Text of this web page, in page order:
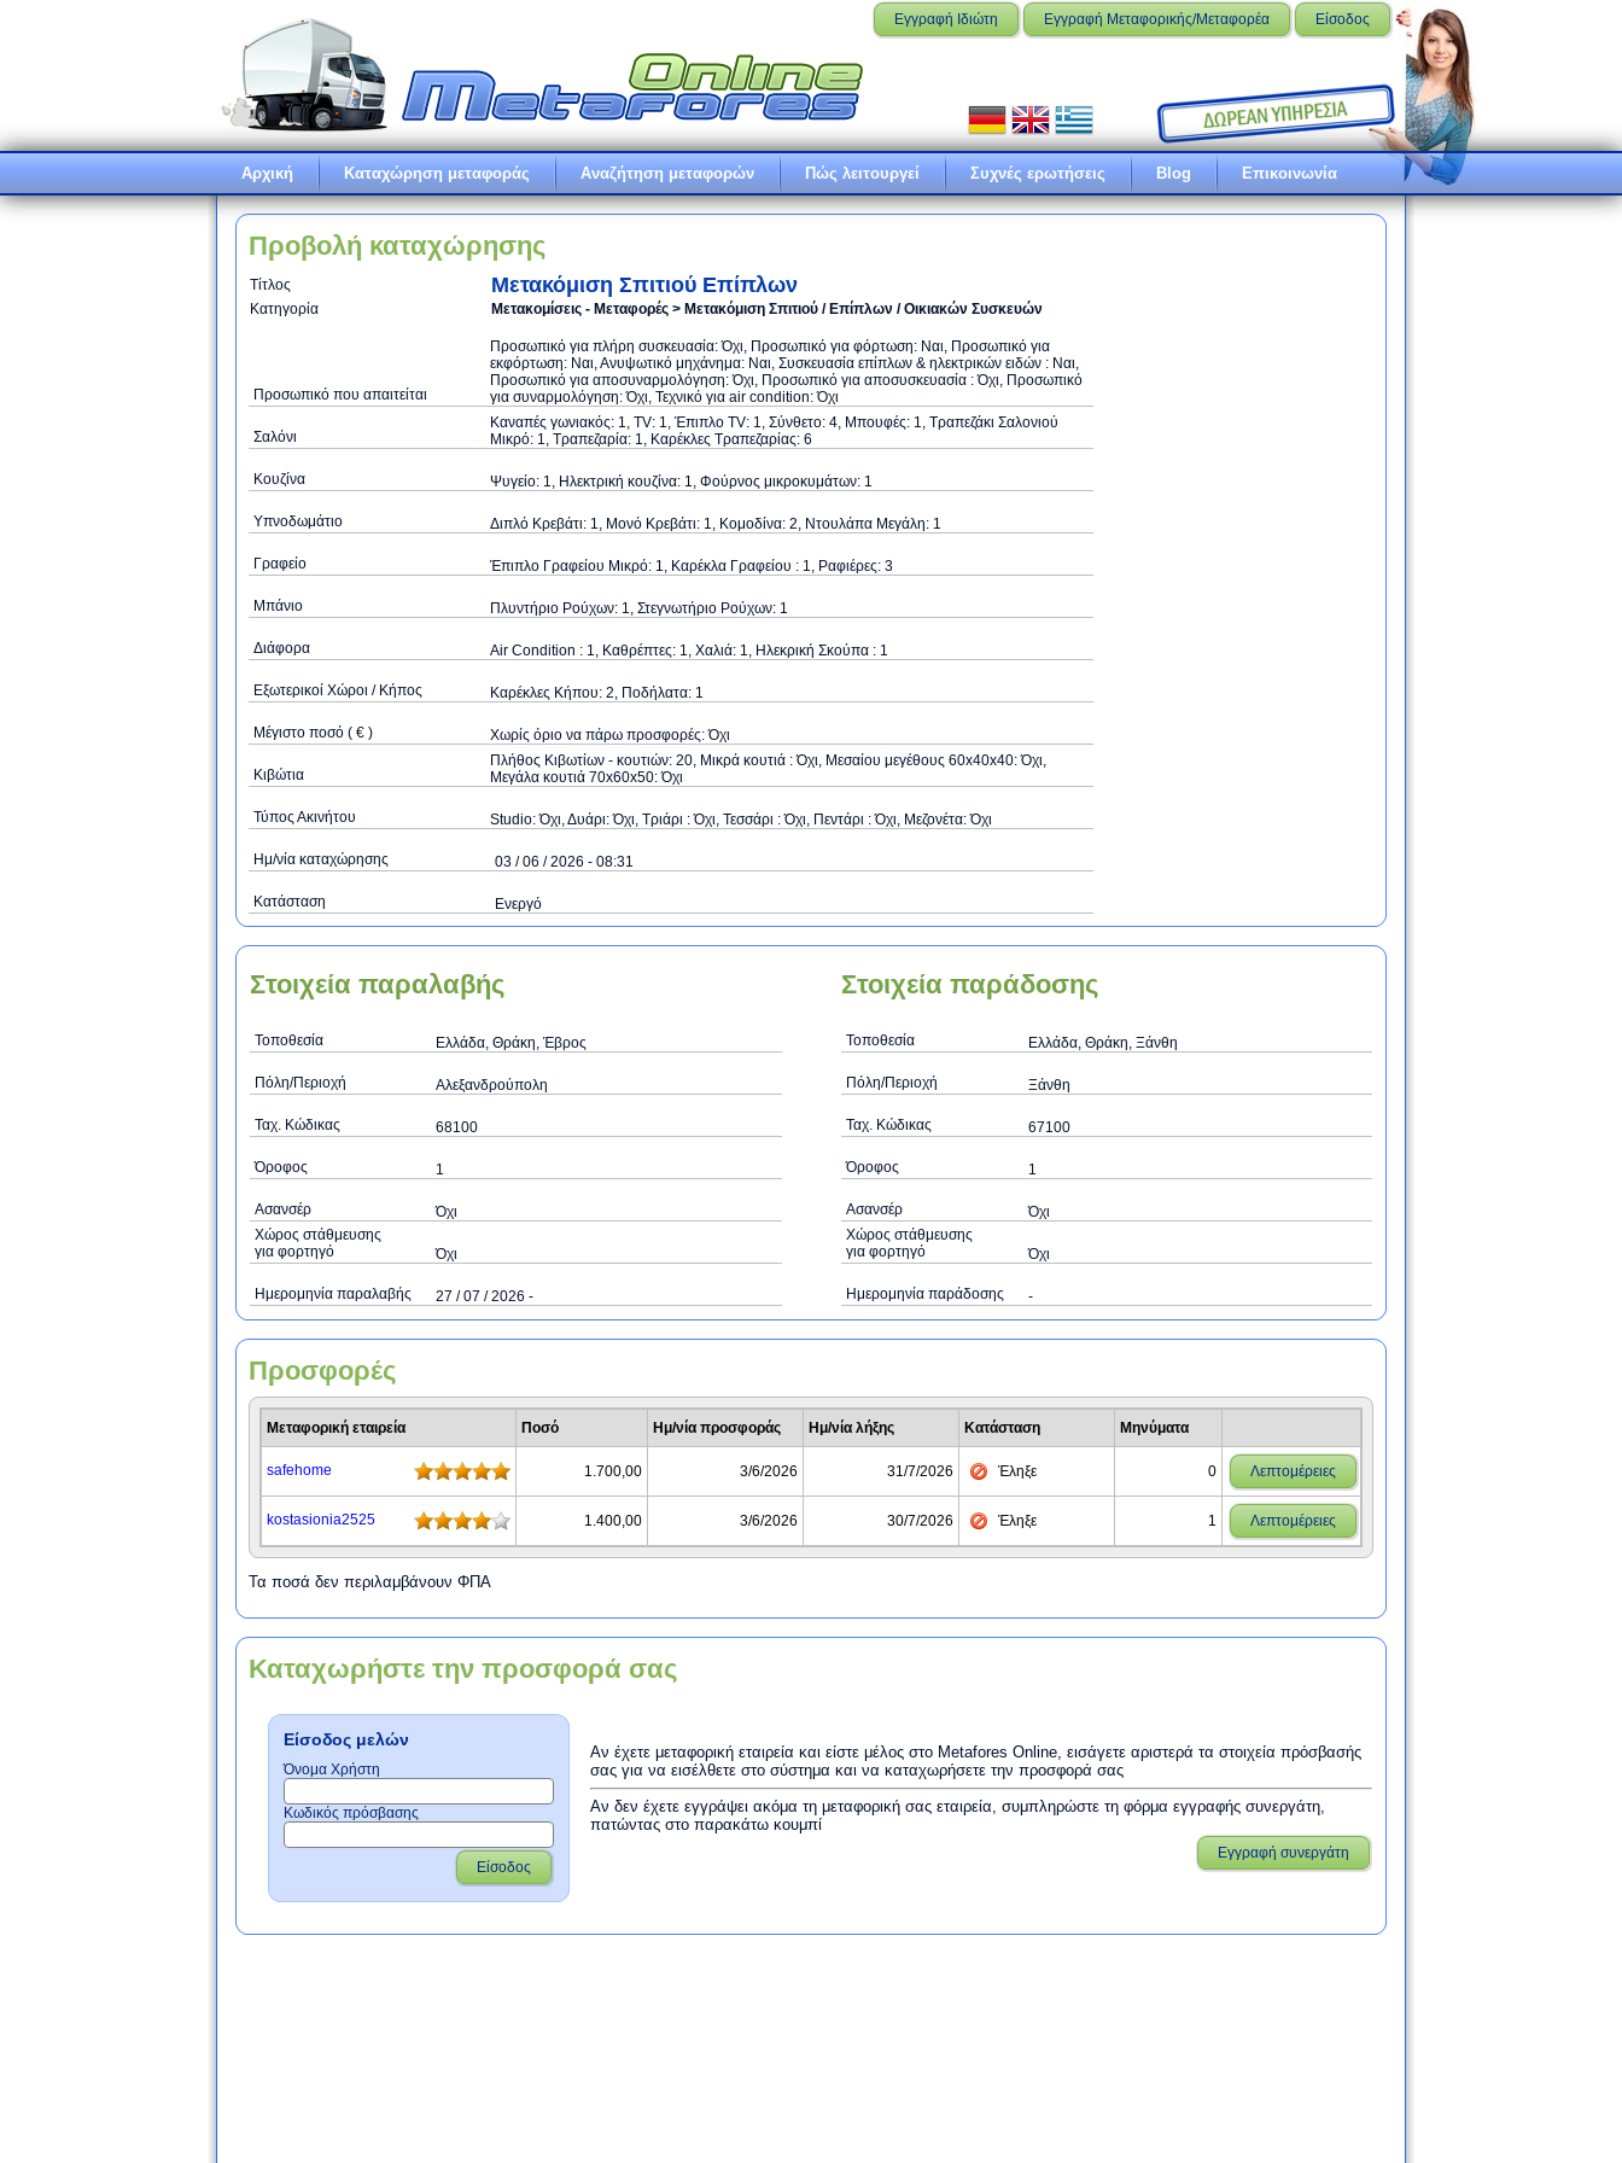
Εγγραφή Ιδιώτη Εγγραφή Μεταφορικής/Μεταφορέα Είσοδος
Αρχική Καταχώρηση μεταφοράς Αναζήτηση μεταφορών Πώς λειτουργεί Συχνές ερωτήσεις Blog Επικοινωνία
Προβολή καταχώρησης
Τίτλος Μετακόμιση Σπιτιού Επίπλων
Κατηγορία Μετακομίσεις - Μεταφορές > Μετακόμιση Σπιτιού / Επίπλων / Οικιακών Συσκευών
Προσωπικό που απαιτείται
Προσωπικό για πλήρη συσκευασία: Όχι, Προσωπικό για φόρτωση: Ναι, Προσωπικό για
εκφόρτωση: Ναι, Ανυψωτικό μηχάνημα: Ναι, Συσκευασία επίπλων & ηλεκτρικών ειδών : Ναι,
Προσωπικό για αποσυναρμολόγηση: Όχι, Προσωπικό για αποσυσκευασία : Όχι, Προσωπικό
για συναρμολόγηση: Όχι, Τεχνικό για air condition: Όχι
Σαλόνι
Καναπές γωνιακός: 1, TV: 1, Έπιπλο TV: 1, Σύνθετο: 4, Μπουφές: 1, Τραπεζάκι Σαλονιού
Μικρό: 1, Τραπεζαρία: 1, Καρέκλες Τραπεζαρίας: 6
Κουζίνα Ψυγείο: 1, Ηλεκτρική κουζίνα: 1, Φούρνος μικροκυμάτων: 1
Υπνοδωμάτιο Διπλό Κρεβάτι: 1, Μονό Κρεβάτι: 1, Κομοδίνα: 2, Ντουλάπα Μεγάλη: 1
Γραφείο Έπιπλο Γραφείου Μικρό: 1, Καρέκλα Γραφείου : 1, Ραφιέρες: 3
Μπάνιο Πλυντήριο Ρούχων: 1, Στεγνωτήριο Ρούχων: 1
Διάφορα Air Condition : 1, Καθρέπτες: 1, Χαλιά: 1, Ηλεκρική Σκούπα : 1
Εξωτερικοί Χώροι / Κήπος Καρέκλες Κήπου: 2, Ποδήλατα: 1
Μέγιστο ποσό ( € ) Xωρίς όριο να πάρω προσφορές: Όχι
Κιβώτια
Πλήθος Κιβωτίων - κουτιών: 20, Μικρά κουτιά : Όχι, Μεσαίου μεγέθους 60x40x40: Όχι,
Μεγάλα κουτιά 70x60x50: Όχι
Τύπος Ακινήτου Studio: Όχι, Δυάρι: Όχι, Τριάρι : Όχι, Τεσσάρι : Όχι, Πεντάρι : Όχι, Μεζονέτα: Όχι
Ημ/νία καταχώρησης 03 / 06 / 2026 - 08:31
Κατάσταση Ενεργό
Στοιχεία παραλαβής
Τοποθεσία Ελλάδα, Θράκη, Έβρος
Πόλη/Περιοχή Αλεξανδρούπολη
Ταχ. Κώδικας 68100
Όροφος 1
Ασανσέρ
Όχι
Χώρος στάθμευσης
για φορτηγό
Όχι
Ημερομηνία παραλαβής 27 / 07 / 2026 -
Στοιχεία παράδοσης
Τοποθεσία Ελλάδα, Θράκη, Ξάνθη
Πόλη/Περιοχή Ξάνθη
Ταχ. Κώδικας 67100
Όροφος 1
Ασανσέρ
Όχι
Χώρος στάθμευσης
για φορτηγό
Όχι
Ημερομηνία παράδοσης -
Προσφορές
Μεταφορική εταιρεία Ποσό Ημ/νία προσφοράς Ημ/νία λήξης Κατάσταση Μηνύματα
safehome 1.700,00 3/6/2026 31/7/2026 Έληξε 0 Λεπτομέρειες
kostasionia2525 1.400,00 3/6/2026 30/7/2026 Έληξε 1 Λεπτομέρειες
Τα ποσά δεν περιλαμβάνουν ΦΠΑ
Καταχωρήστε την προσφορά σας
Είσοδος μελών
Όνομα Χρήστη
Κωδικός πρόσβασης
Είσοδος
Αν έχετε μεταφορική εταιρεία και είστε μέλος στο Metafores Online, εισάγετε αριστερά τα στοιχεία πρόσβασής
σας για να εισέλθετε στο σύστημα και να καταχωρήσετε την προσφορά σας
Αν δεν έχετε εγγράψει ακόμα τη μεταφορική σας εταιρεία, συμπληρώστε τη φόρμα εγγραφής συνεργάτη,
πατώντας στο παρακάτω κουμπί
Εγγραφή συνεργάτη